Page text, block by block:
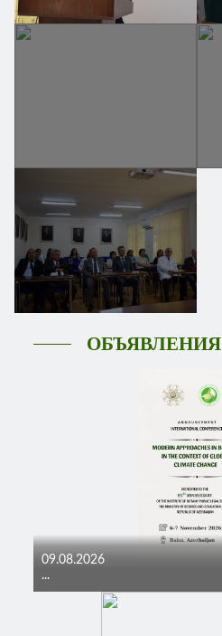
ОБЪЯВЛЕНИЯ
09.08.2026
...